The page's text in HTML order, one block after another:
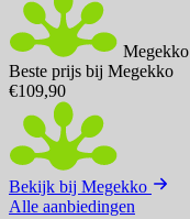
Megekko
Beste prijs bij Megekko
€109,90
Bekijk bij Megekko
Alle aanbiedingen